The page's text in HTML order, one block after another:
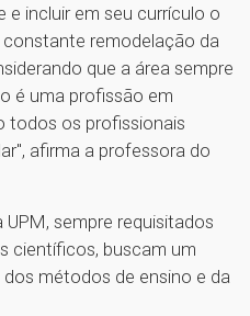
e incluir em seu currículo o
remodelação da
que a área sempre
é uma profissão em
todos os profissionais
afirma a professora do
sempre requisitados
científicos, buscam um
métodos de ensino e da